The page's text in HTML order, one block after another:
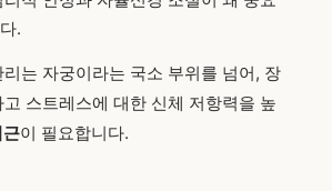
.
는 자궁이라는 국소 부위를 넘어, 장
스트레스에 대한 신체 저항력을 높
근이 필요합니다.